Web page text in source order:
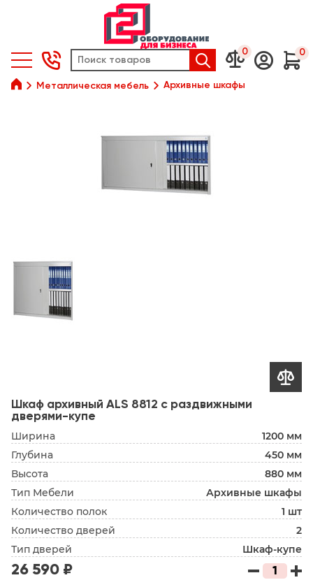
  0  0
 Металлическая мебель Архивные шкафы

Шкаф архивный ALS 8812 с раздвижными
дверями-купе
Ширина
1200 мм
Глубина
450 мм
Высота
880 мм
Тип Мебели
Архивные шкафы
Количество полок
1 шт
Количество дверей
2
Тип дверей
Шкаф-купе
26 590 ₽